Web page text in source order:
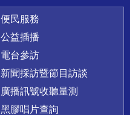
便民服務
公益插播
電台參訪
新聞採訪暨節目訪談
廣播訊號收聽量測
黑膠唱片查詢